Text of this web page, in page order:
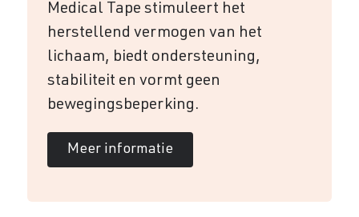
Medical Tape stimuleert het
herstellend vermogen van het
lichaam, biedt ondersteuning,
stabiliteit en vormt geen
bewegingsbeperking.
Meer informatie